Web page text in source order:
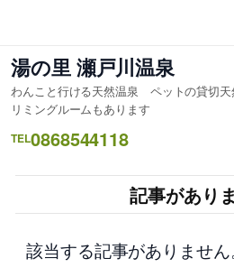
を
ス
キ
ッ
プ
湯の里 瀬戸川温泉
わんこと行ける天然温泉 ペットの貸切
リミングルームもあります
TEL0868544118
記事があり
該当する記事がありません